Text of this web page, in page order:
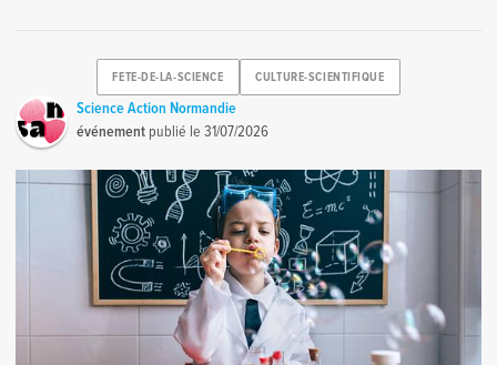
FETE-DE-LA-SCIENCE CULTURE-SCIENTIFIQUE
Science Action Normandie
événement publié le31/07/2026